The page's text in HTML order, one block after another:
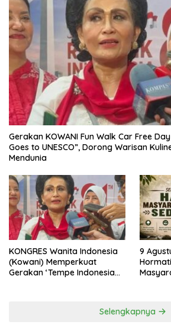
Gerakan KOWANI Fun Walk Car Free
Goes to UNESCO”, Dorong Warisan
Mendunia
KONGRES Wanita Indonesia
(Kowani) Memperkuat
Gerakan ‘Tempe Indonesia
9
Selengkapnya